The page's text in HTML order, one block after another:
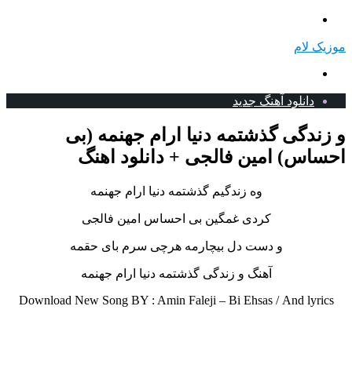
موزیک لام
دانلود آهنگ جدید
و زندگی گذشتمه دنیا ارام جهنمه (بی
احساس) امین فالجی + دانلود اهنگ
وه زندگیم گذشتمه دنیا ارام جهنمه
کردی غمگین بی احساس امین فالجی
و دست دل بیچارمه هرچی سرم بای حقمه
آهنگ و زندگی گذشتمه دنیا ارام جهنمه
Download New Song BY : Amin Faleji – Bi Ehsas / And lyrics